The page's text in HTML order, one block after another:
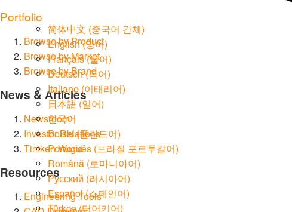
简体中文 (중국어 간체)
English(영어)
Français(불어)
Deutsch(독어)
Italiano (이태리어)
日本語(일어)
한국어
Polski(폴란드어)
Português (브라질 포르투갈어)
Română (로마니아어)
Русский (러시아어)
Español(스페인어)
Türkçe(터어키어)
Portfolio
Browse by Product
Browse by Market
Browse by Brand
News & Articles
Newsroom
Investor Relations
Timken World
Resources
Engineering Tools